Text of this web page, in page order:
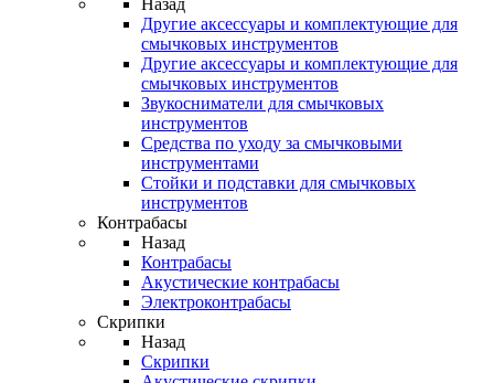
Назад
Другие аксессуары и комплектующие для
смычковых инструментов
Другие аксессуары и комплектующие для
смычковых инструментов
Звукосниматели для смычковых
инструментов
Средства по уходу за смычковыми
инструментами
Стойки и подставки для смычковых
инструментов
Контрабасы
Назад
Контрабасы
Акустические контрабасы
Электроконтрабасы
Скрипки
Назад
Скрипки